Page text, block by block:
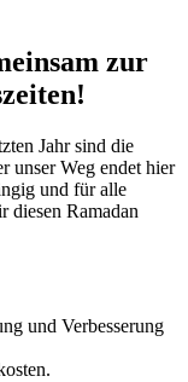
zur
Jahr sind die
unser Weg endet hier
und für alle
diesen Ramadan
und Verbesserung